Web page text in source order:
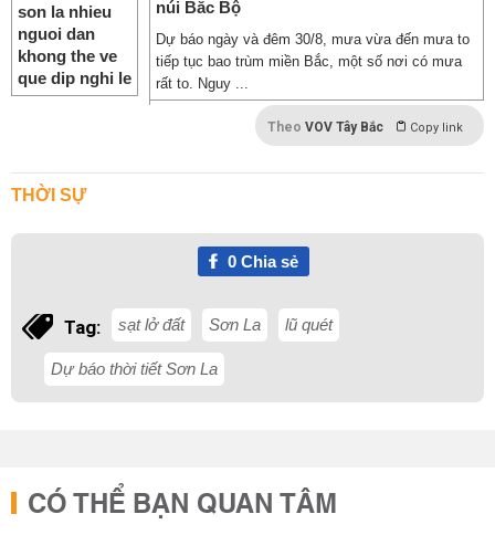
núi Bắc Bộ
Dự báo ngày và đêm 30/8, mưa vừa đến mưa to
tiếp tục bao trùm miền Bắc, một số nơi có mưa
rất to. Nguy ...
Theo VOV Tây Bắc Copy link
THỜI SỰ
0Chia sẻ
Tag: sạt lở đất Sơn La lũ quét
Dự báo thời tiết Sơn La
CÓ THỂ BẠN QUAN TÂM